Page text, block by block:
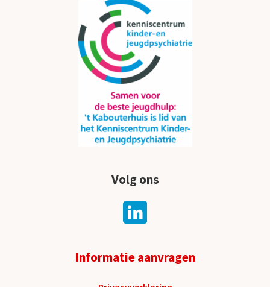
Volg ons
Informatie aanvragen